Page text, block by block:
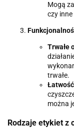
Mogą
czy
Trwałe
trwałe.
można
Rodzaje etykiet z